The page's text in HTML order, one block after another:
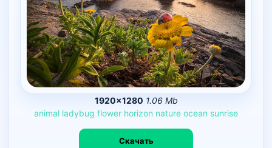
1920×1280 1.06 Mb
animal ladybug flower horizon nature ocean sunrise
Скачать